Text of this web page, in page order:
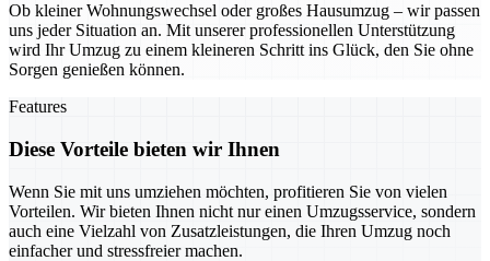
Ob kleiner Wohnungswechsel oder großes Hausumzug – wir passen
uns jeder Situation an. Mit unserer professionellen Unterstützung
wird Ihr Umzug zu einem kleineren Schritt ins Glück, den Sie ohne
Sorgen genießen können.
Features
Diese Vorteile bieten wir Ihnen
Wenn Sie mit uns umziehen möchten, profitieren Sie von vielen
Vorteilen. Wir bieten Ihnen nicht nur einen Umzugsservice, sondern
auch eine Vielzahl von Zusatzleistungen, die Ihren Umzug noch
einfacher und stressfreier machen.